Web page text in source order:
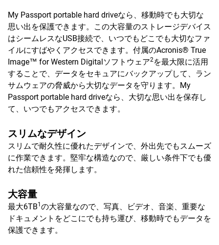
My Passport portable hard driveなら、移動時でも大切な
思い出を保護できます。この大容量のストレージデバイス
はシームレスなUSB接続で、いつでもどこでも大切なファ
イルにすばやくアクセスできます。付属のAcronis® True
Image™ for Western Digitalソフトウェア2を最大限に活用
することで、データをセキュアにバックアップして、ラン
サムウェアの脅威から大切なデータを守ります。My
Passport portable hard driveなら、大切な思い出を保存し
て、いつでもアクセスできます。
スリムなデザイン
スリムで耐久性に優れたデザインで、外出先でもスムーズ
に作業できます。堅牢な構造なので、厳しい条件下でも優
れた信頼性を発揮します。
大容量
最大6TB1 の大容量なので、写真、ビデオ、音楽、重要な
ドキュメントをどこにでも持ち運び、移動時でもデータを
保護できます。